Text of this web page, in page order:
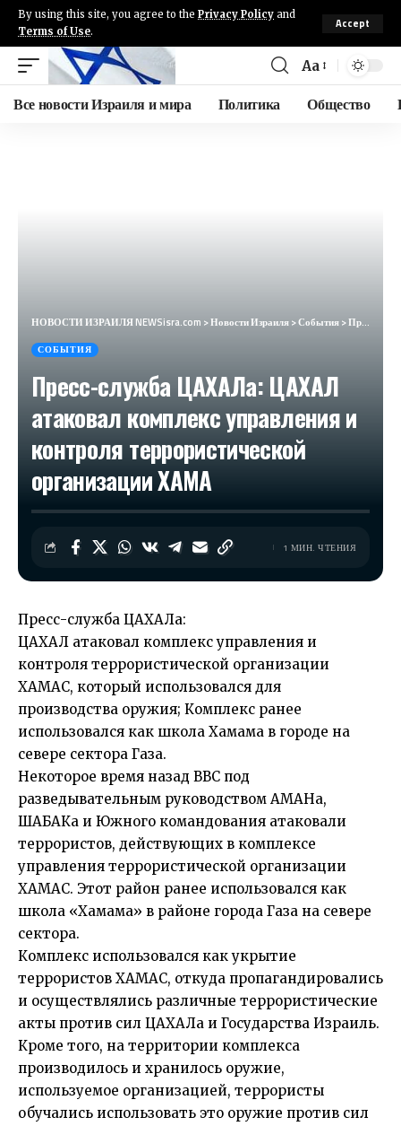
By using this site, you agree to the Privacy Policy and
Terms of Use.
Accept
Aa
Все новости Израиля и мира Политика Общество
НОВОСТИ ИЗРАИЛЯ NEWSisra.com >Новости Израиля>События>Пресс-служба ЦАХАЛа: ЦАХАЛ атаковал комплекс управления и контроля террористической организации ХАМА
СОБЫТИЯ
Пресс-служба ЦАХАЛа: ЦАХАЛ
атаковал комплекс управления и
контроля террористической
организации ХАМА
1 МИН. ЧТЕНИЯ
Пресс-служба ЦАХАЛа:
ЦАХАЛ атаковал комплекс управления и
контроля террористической организации
ХАМАС, который использовался для
производства оружия; Комплекс ранее
использовался как школа Хамама в городе на
севере сектора Газа.
Некоторое время назад ВВС под
разведывательным руководством АМАНа,
ШАБАКа и Южного командования атаковали
террористов, действующих в комплексе
управления террористической организации
ХАМАС. Этот район ранее использовался как
школа «Хамама» в районе города Газа на севере
сектора.
Комплекс использовался как укрытие
террористов ХАМАС, откуда пропагандировались
и осуществлялись различные террористические
акты против сил ЦАХАЛа и Государства Израиль.
Кроме того, на территории комплекса
производилось и хранилось оружие,
используемое организацией, террористы
обучались использовать это оружие против сил